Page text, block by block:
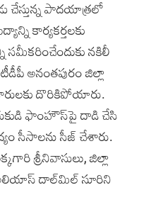
చేస్తున్న పాదయాత్రలో
కార్యకర్తలకు
సమీకరించేందుకు నకిలీ
అనంతపురం జిల్లా
దొరికిపోయారు.
ఫాంహౌస్‌పై దాడి చేసి
సీసాలను సీజ్ చేశారు.
శ్రీనివాసులు, జిల్లా
అలియాస్ దాల్‌మిల్ సూరిని